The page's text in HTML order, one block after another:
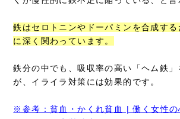
鉄はセロトニンやドーパミンを合成す
に深く関わっています。
鉄分の中でも、吸収率の高い「ヘム鉄」
が、イライラ対策には効果的です。
※参考：貧血・かくれ貧血 | 働く女性の